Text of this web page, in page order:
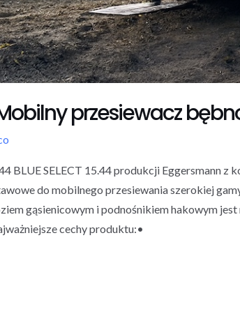
przesiewacz
BLUE SELECT 15.44 produkcji Eggersmann
do mobilnego przesiewania szerokiej
gąsienicowym i podnośnikiem hakowym
cechy produktu:•